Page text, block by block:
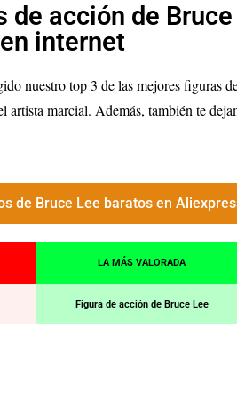
acción de
en internet
nuestro top 3 de las mejores figuras
artista marcial. Además, también te
de Bruce Lee baratos en
LA MÁS VALORADA
Figura de acción de Bruce Lee